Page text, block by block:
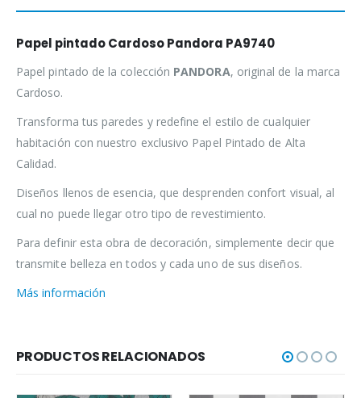
Papel pintado Cardoso Pandora PA9740
Papel pintado de la colección PANDORA, original de la marca
Cardoso.
Transforma tus paredes y redefine el estilo de cualquier
habitación con nuestro exclusivo Papel Pintado de Alta
Calidad.
Diseños llenos de esencia, que desprenden confort visual, al
cual no puede llegar otro tipo de revestimiento.
Para definir esta obra de decoración, simplemente decir que
transmite belleza en todos y cada uno de sus diseños.
Más información
PRODUCTOS RELACIONADOS